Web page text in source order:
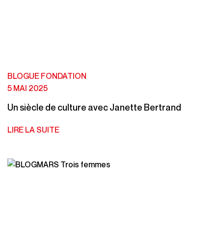
BLOGUE FONDATION
5 MAI 2025
Un siècle de culture avec Janette Bertrand
LIRE LA SUITE